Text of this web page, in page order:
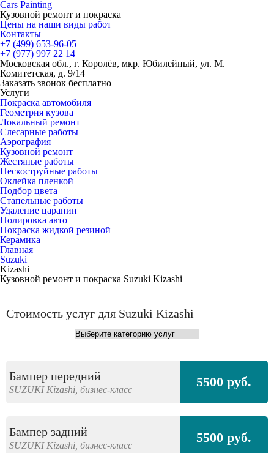
Cars Painting
Кузовной ремонт и покраска
Цены на наши виды работ
Контакты
+7 (499) 653-96-05
+7 (977) 997 22 14
Московская обл., г. Королёв, мкр. Юбилейный, ул. М.
Комитетская, д. 9/14
Заказать звонок бесплатно
Услуги
Покраска автомобиля
Геометрия кузова
Локальный ремонт
Слесарные работы
Аэрография
Кузовной ремонт
Жестяные работы
Пескоструйные работы
Оклейка пленкой
Подбор цвета
Стапельные работы
Удаление царапин
Полировка авто
Покраска жидкой резиной
Керамика
Главная
Suzuki
Kizashi
Кузовной ремонт и покраска Suzuki Kizashi
Стоимость услуг для Suzuki Kizashi
Бампер передний
SUZUKI Kizashi, бизнес-класс 5500 руб.
Бампер задний
SUZUKI Kizashi, бизнес-класс 5500 руб.